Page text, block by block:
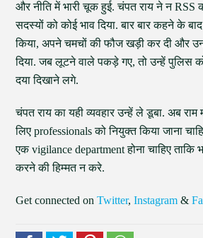
और नीति में भारी चूक हुई. चंपत राय ने न RSS
सदस्यों को कोई भाव दिया. बार बार कहने के
किया, अपने चमचों की फौज खड़ी कर दी और
दिया. जब लूटने वाले पकड़े गए, तो उन्हें पुलिस
दया दिखाने लगे.
चंपत राय का यही व्यवहार उन्हें ले डूबा. अब
लिए professionals को नियुक्त किया जाना
एक vigilance department होना चाहिए ताकि
करने की हिम्मत न करे.
Get connected onTwitter,Instagram &